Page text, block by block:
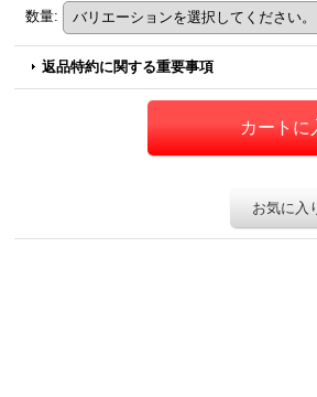
数量:
返品特約に関する重要事項
お気に入